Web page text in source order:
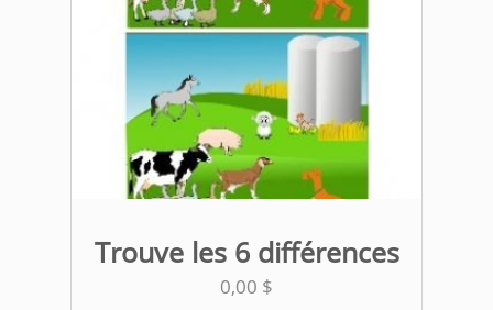
Trouve les 6 différences
0,00 $